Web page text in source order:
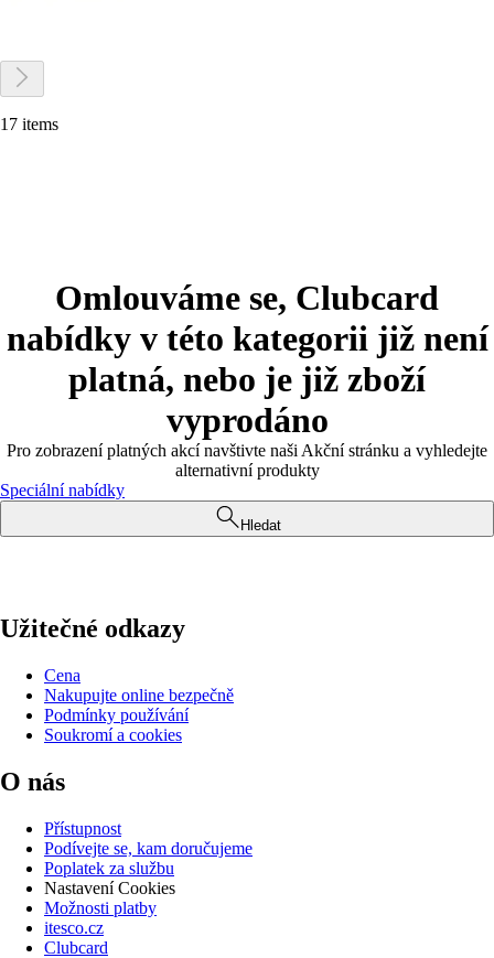
17 items
Omlouváme se, Clubcard
nabídky v této kategorii již není
platná, nebo je již zboží
vyprodáno
Pro zobrazení platných akcí navštivte naši Akční stránku a vyhledejte
alternativní produkty
Speciální nabídky
Hledat
Užitečné odkazy
Cena
Nakupujte online bezpečně
Podmínky používání
Soukromí a cookies
O nás
Přístupnost
Podívejte se, kam doručujeme
Poplatek za službu
Nastavení Cookies
Možnosti platby
itesco.cz
Clubcard